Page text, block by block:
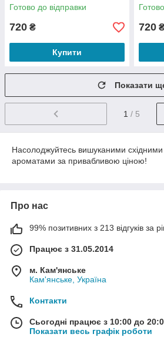
Готово до відправки
720 ₴
Купити
720
Показати
1 / 5
Насолоджуйтесь вишуканими
ароматами за привабливою ціною!
Про нас
99% позитивних з 213 відгуків за
Працює з 31.05.2014
м. Кам'янське
Кам'янське, Україна
Контакти
Сьогодні працює з 10:00 до
Показати весь графік роботи